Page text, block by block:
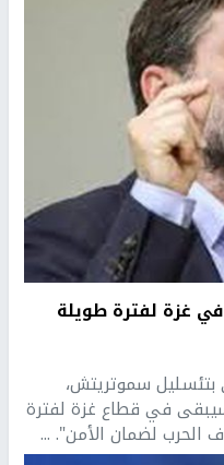
غزة لفترة طويلة
بتئسليل سموتريتش،
سيبقى في قطاع غزة لفترة
الحرب لضمان الأمن". ...